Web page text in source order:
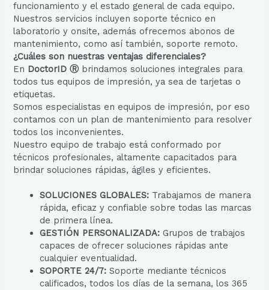
funcionamiento y el estado general de cada equipo.
Nuestros servicios incluyen soporte técnico en
laboratorio y onsite, además ofrecemos abonos de
mantenimiento, como así también, soporte remoto.
¿Cuáles son nuestras ventajas diferenciales?
En DoctorID Ⓡ brindamos soluciones integrales para
todos tus equipos de impresión, ya sea de tarjetas o
etiquetas.
Somos especialistas en equipos de impresión, por eso
contamos con un plan de mantenimiento para resolver
todos los inconvenientes.
Nuestro equipo de trabajo está conformado por
técnicos profesionales, altamente capacitados para
brindar soluciones rápidas, ágiles y eficientes.
SOLUCIONES GLOBALES: Trabajamos de manera
rápida, eficaz y confiable sobre todas las marcas
de primera línea.
GESTIÓN PERSONALIZADA: Grupos de trabajos
capaces de ofrecer soluciones rápidas ante
cualquier eventualidad.
SOPORTE 24/7: Soporte mediante técnicos
calificados, todos los días de la semana, los 365